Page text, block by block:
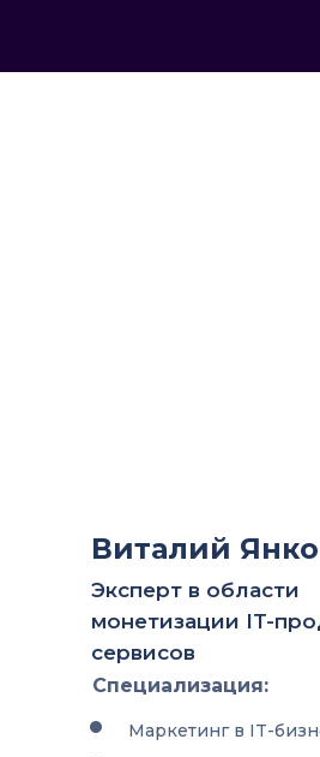
Виталий Янко
Эксперт в области
монетизации IT-
сервисов
Специализация:
Маркетинг в IT-